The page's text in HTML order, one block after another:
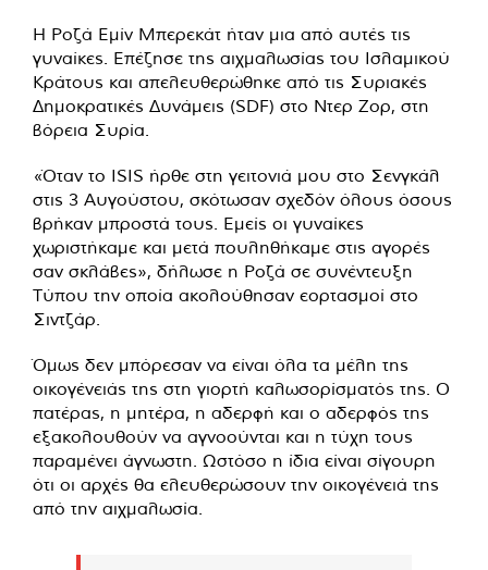
Η Ροζά Εμίν Μπερεκάτ ήταν μια από αυτές τις
γυναίκες. Επέζησε της αιχμαλωσίας του Ισλαμικού
Κράτους και απελευθερώθηκε από τις Συριακές
Δημοκρατικές Δυνάμεις (SDF) στο Ντερ Ζορ, στη
βόρεια Συρία.
«Όταν το ISIS ήρθε στη γειτονιά μου στο Σενγκάλ
στις 3 Αυγούστου, σκότωσαν σχεδόν όλους όσους
βρήκαν μπροστά τους. Εμείς οι γυναίκες
χωριστήκαμε και μετά πουληθήκαμε στις αγορές
σαν σκλάβες», δήλωσε η Ροζά σε συνέντευξη
Τύπου την οποία ακολούθησαν εορτασμοί στο
Σιντζάρ.
Όμως δεν μπόρεσαν να είναι όλα τα μέλη της
οικογένειάς της στη γιορτή καλωσορίσματός της. Ο
πατέρας, η μητέρα, η αδερφή και ο αδερφός της
εξακολουθούν να αγνοούνται και η τύχη τους
παραμένει άγνωστη. Ωστόσο η ίδια είναι σίγουρη
ότι οι αρχές θα ελευθερώσουν την οικογένειά της
από την αιχμαλωσία.